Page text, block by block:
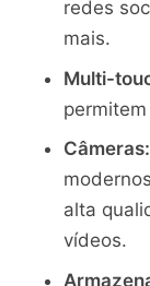
redes
mais.
Multi-
Câmeras:
alta
vídeos.